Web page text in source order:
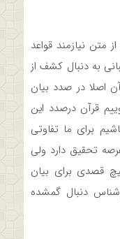
متن نیازمند قواعد
به دنبال کشف از
اصلا در صدد بیان
قرآن درصدد این
برای ما تفاوتی
تحقیق دارد ولی
قصدی برای بیان
دنبال گمشده